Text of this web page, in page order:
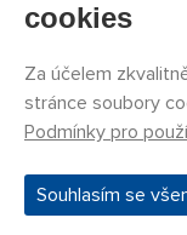
©PECKA
cookies
Za účelem
stránce soubory
Podmínky pro
Souhlasím se